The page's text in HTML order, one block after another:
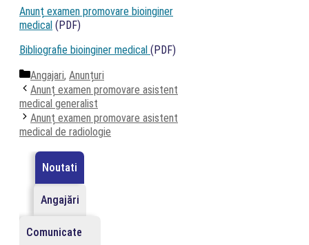
Anunț examen promovare bioinginer
medical (PDF)
Bibliografie bioinginer medical (PDF)
Categorii
Angajari, Anunțuri
Anunț examen promovare asistent
medical generalist
Anunț examen promovare asistent
medical de radiologie
Noutati
Angajări
Comunicate